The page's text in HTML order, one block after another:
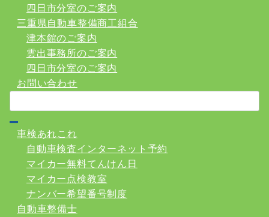
四日市分室のご案内
三重県自動車整備商工組合
津本館のご案内
雲出事務所のご案内
四日市分室のご案内
お問い合わせ
索：
車検あれこれ
自動車検査インターネット予約
マイカー無料てんけん日
マイカー点検教室
ナンバー希望番号制度
自動車整備士